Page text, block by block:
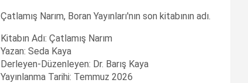
Çatlamış Narım, Boran Yayınları'nın son kitabının adı.
Kitabın Adı: Çatlamış Narım
Yazan: Seda Kaya
Derleyen-Düzenleyen: Dr. Barış Kaya
Yayınlanma Tarihi: Temmuz 2026